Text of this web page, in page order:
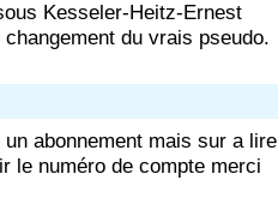
Kesseler-Heitz-Ernest
du vrais pseudo.
abonnement mais sur a
le numéro de compte merci